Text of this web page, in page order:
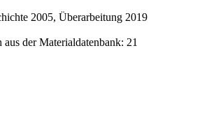
2005, Überarbeitung 2019
der Materialdatenbank: 21